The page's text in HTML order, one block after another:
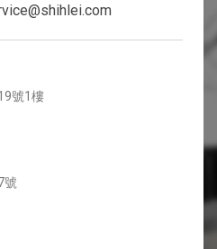
號1樓
號